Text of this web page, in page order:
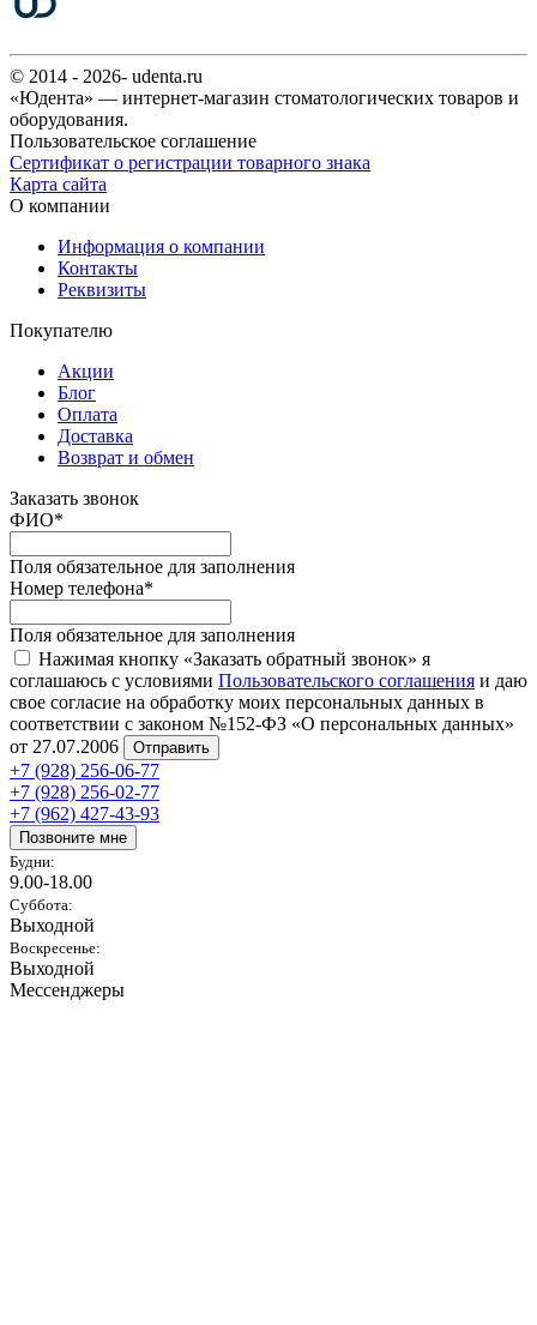
© 2014 - 2026- udenta.ru
«Юдента» — интернет-магазин стоматологических товаров и
оборудования.
Пользовательское соглашение
Сертификат о регистрации товарного знака
Карта сайта
О компании
Информация о компании
Контакты
Реквизиты
Покупателю
Акции
Блог
Оплата
Доставка
Возврат и обмен
Заказать звонок
ФИО*
Поля обязательное для заполнения
Номер телефона*
Поля обязательное для заполнения
Нажимая кнопку «Заказать обратный звонок» я
соглашаюсь с условиями Пользовательского соглашения и даю
свое согласие на обработку моих персональных данных в
соответствии с законом №152-ФЗ «О персональных данных»
от 27.07.2006
Отправить
+7 (928) 256-06-77
+7 (928) 256-02-77
+7 (962) 427-43-93
Позвоните мне
Будни:
9.00-18.00
Суббота:
Выходной
Воскресенье:
Выходной
Мессенджеры